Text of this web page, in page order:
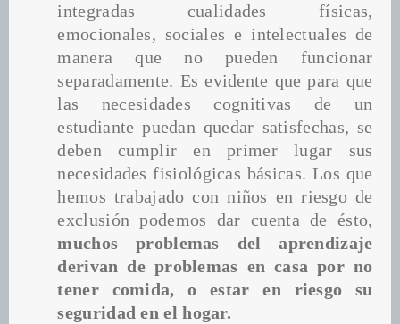
integradas cualidades físicas,
emocionales, sociales e intelectuales de
manera que no pueden funcionar
separadamente. Es evidente que para que
las necesidades cognitivas de un
estudiante puedan quedar satisfechas, se
deben cumplir en primer lugar sus
necesidades fisiológicas básicas. Los que
hemos trabajado con niños en riesgo de
muchos problemas del aprendizaje
derivan de problemas en casa por no
tener comida, o estar en riesgo su
seguridad en el hogar.